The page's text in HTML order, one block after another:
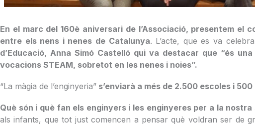
En el marc del 160è aniversari de l’Associació, presentem el
entre els nens i nenes de Catalunya. L’acte, que es va
d’Educació, Anna Simó Castelló qui va destacar que “és
vocacions STEAM, sobretot en les nenes i noies”.
“La màgia de l’enginyeria” s’enviarà a més de 2.500 escoles i
Què són i què fan els enginyers i les enginyeres per a la
als infants, que tot just comencen a pensar què voldran ser de